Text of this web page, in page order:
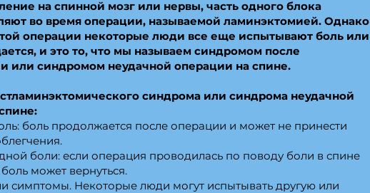
на спинной мозг или нервы, часть одного блока
во время операции, называемой ламинэктомией. Однако
операции некоторые люди все еще испытывают боль или
и это то, что мы называем синдромом после
или синдромом неудачной операции на спине.
синдрома или синдрома неудачной
боль продолжается после операции и может не принести
боли: если операция проводилась по поводу боли в спине
может вернуться.
симптомы. Некоторые люди могут испытывать другую или